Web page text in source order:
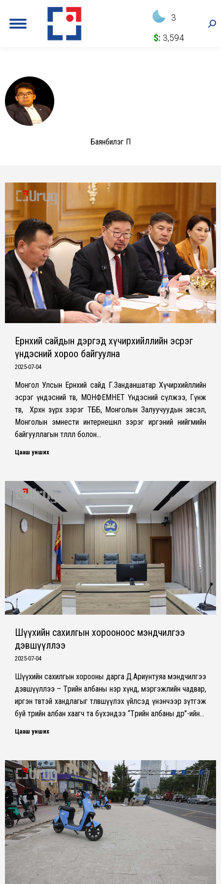
3
$: 3,594
Баянбилэг П
Ерөнхий сайдын дэргэд хүчирхийллийн эсрэг
үндэсний хороо байгуулна
2025-07-04
Монгол Улсын Ерөнхий сайд Г.Занданшатар Хүчирхийллийн
эсрэг үндэсний төв, МОНФЕМНЕТ Үндэсний сүлжээ, Гүнж
төв, Хөөрхөн зүрх зэрэг ТББ, Монголын Залуучуудын эвсэл,
Монголын эмнести интернешнл зэрэг иргэний нийгмийн
байгууллагын төлөөлөл болон…
Цааш унших
Шүүхийн сахилгын хорооноос мэндчилгээ
дэвшүүллээ
2025-07-04
Шүүхийн сахилгын хорооны дарга Д.Ариунтуяа мэндчилгээ
дэвшүүллээ – Төрийн албаны нэр хүнд, мэргэжлийн чадвар,
иргэн төвтэй хандлагыг төлөвшүүлэх үйлсэд үнэнчээр зүтгэж
буй төрийн албан хаагч та бүхэндээ “Төрийн албаны өдөр”-ийн…
Цааш унших